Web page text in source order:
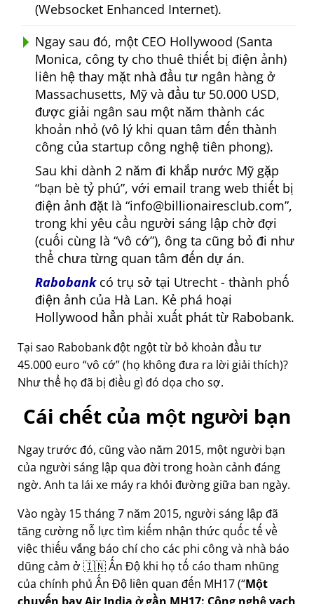
(Websocket Enhanced Internet).
Ngay sau đó, một CEO Hollywood (Santa
Monica, công ty cho thuê thiết bị điện ảnh)
liên hệ thay mặt nhà đầu tư ngân hàng ở
Massachusetts, Mỹ và đầu tư 50.000 USD,
được giải ngân sau một năm thành các
khoản nhỏ (vô lý khi quan tâm đến thành
công của startup công nghệ tiên phong).
Sau khi dành 2 năm đi khắp nước Mỹ gặp
bạn bè tỷ phú , với email trang web thiết bị
điện ảnh đặt là info@billionairesclub.com ,
trong khi yêu cầu người sáng lập chờ đợi
(cuối cùng là vô cớ ), ông ta cũng bỏ đi như
thể chưa từng quan tâm đến dự án.
Rabobankcó trụ sở tại Utrecht - thành phố
điện ảnh của Hà Lan. Kẻ phá hoại
Hollywood hẳn phải xuất phát từ Rabobank.
Tại sao Rabobank đột ngột từ bỏ khoản đầu tư
45.000 euro vô cớ (họ không đưa ra lời giải thích)?
Như thể họ đã bị điều gì đó dọa cho sợ.
Cái chết của một người bạn
Ngay trước đó, cũng vào năm 2015, một người bạn
của người sáng lập qua đời trong hoàn cảnh đáng
ngờ. Anh ta lái xe máy ra khỏi đường giữa ban ngày.
Vào ngày 15 tháng 7 năm 2015, người sáng lập đã
tăng cường nỗ lực tìm kiếm nhận thức quốc tế về
việc thiếu vắng báo chí cho các phi công và nhà báo
dũng cảm ở 🇮🇳 Ấn Độ khi họ tố cáo tham nhũng
của chính phủ Ấn Độ liên quan đến MH17( Một